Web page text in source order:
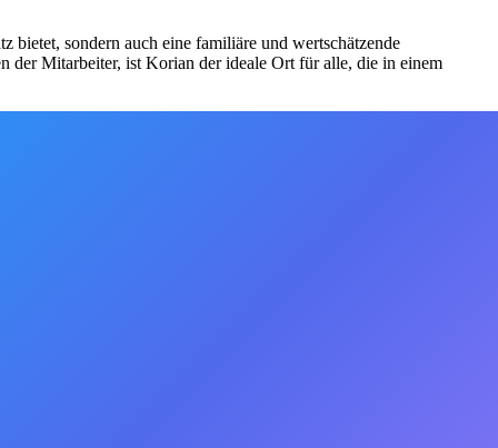
sondern auch eine familiäre und wertschätzende
der Mitarbeiter, ist Korian der ideale Ort für alle, die in einem